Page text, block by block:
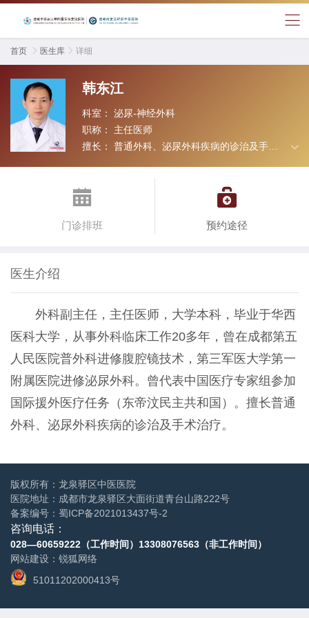
首页  医生库  详细
韩东江
科室：
泌尿-神经外科
职称： 主任医师
擅长： 普通外科、泌尿外科疾病的诊治及手术

门诊排班

预约途径
医生介绍
外科副主任，主任医师，大学本科，毕业于华西
医科大学，从事外科临床工作20多年，曾在成都第五
人民医院普外科进修腹腔镜技术，第三军医大学第一
附属医院进修泌尿外科。曾代表中国医疗专家组参加
国际援外医疗任务（东帝汶民主共和国）。擅长普通
外科、泌尿外科疾病的诊治及手术治疗。
版权所有：龙泉驿区中医医院
医院地址：成都市龙泉驿区大面街道青台山路222号
备案编号： 蜀ICP备2021013437号-2
咨询电话：
028—60659222（工作时间） 13308076563（非工作时间）
网站建设 ： 锐狐网络
51011202000413号